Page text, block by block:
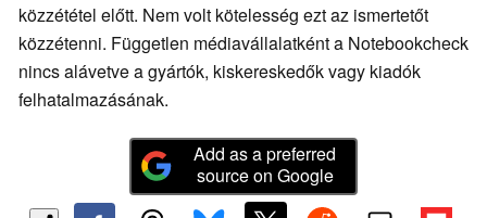
közzététel előtt. Nem volt kötelesség ezt az ismertetőt
közzétenni. Független médiavállalatként a Notebookcheck
nincs alávetve a gyártók, kiskereskedők vagy kiadók
felhatalmazásának.
Add as a preferred
source on Google